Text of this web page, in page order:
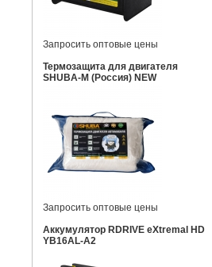
Запросить оптовые цены
Термозащита для двигателя
SHUBA-M (Россия) NEW
Запросить оптовые цены
Аккумулятор RDRIVE eXtremal HD
YB16AL-A2